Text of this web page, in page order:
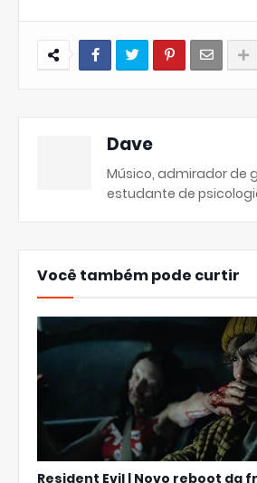
Dave
Músico, admirador de
estudante de
Você também pode curtir
Resident Evil | Novo reboot da